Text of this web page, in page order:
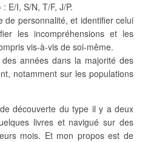
E/I, S/N, T/F, J/P.
de personnalité, et identifier celui
les incompréhensions et les
vis-à-vis de soi-même.
années dans la majorité des
notamment sur les populations
découverte du type il y a deux
livres et navigué sur des
mois. Et mon propos est de